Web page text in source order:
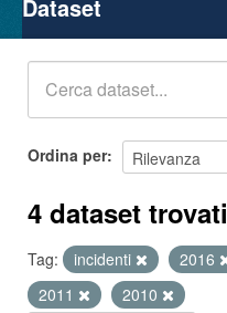
Gruppi
Dataset
Ordina per
4 dataset trovati
Tag: incidenti 2016
2011
2010